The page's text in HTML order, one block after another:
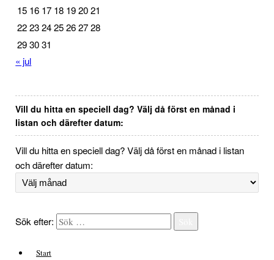
15 16 17 18 19 20 21
22 23 24 25 26 27 28
29 30 31
« jul
Vill du hitta en speciell dag? Välj då först en månad i
listan och därefter datum:
Vill du hitta en speciell dag? Välj då först en månad i listan
och därefter datum:
Sök efter:
Start